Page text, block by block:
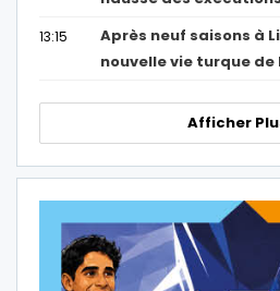
13:15
Après neuf saisons à
nouvelle vie turque
Afficher